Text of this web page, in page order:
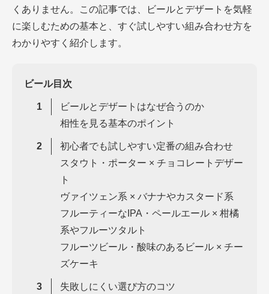
くありません。この記事では、ビールとデザートを気軽
に楽しむための基本と、すぐ試しやすい組み合わせ方を
わかりやすく紹介します。
ビール目次
ビールとデザートはなぜ合うのか
相性を見る基本のポイント
初心者でも試しやすい定番の組み合わせ
スタウト・ポーター × チョコレートデザー
ト
ヴァイツェン系 × バナナやカスタード系
フルーティーなIPA・ペールエール × 柑橘
系やフルーツタルト
フルーツビール・酸味のあるビール × チー
ズケーキ
失敗しにくい選び方のコツ